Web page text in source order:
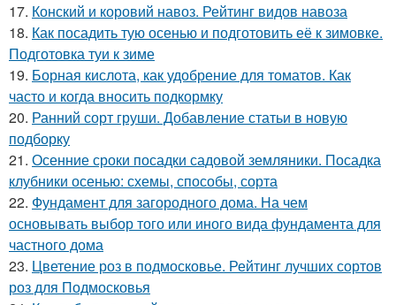
17. Конский и коровий навоз. Рейтинг видов навоза
18. Как посадить тую осенью и подготовить её к зимовке.
Подготовка туи к зиме
19. Борная кислота, как удобрение для томатов. Как
часто и когда вносить подкормку
20. Ранний сорт груши. Добавление статьи в новую
подборку
21. Осенние сроки посадки садовой земляники. Посадка
клубники осенью: схемы, способы, сорта
22. Фундамент для загородного дома. На чем
основывать выбор того или иного вида фундамента для
частного дома
23. Цветение роз в подмосковье. Рейтинг лучших сортов
роз для Подмосковья